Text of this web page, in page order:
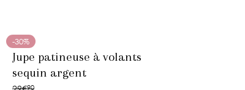
-30%
Jupe patineuse à volants
sequin argent
90